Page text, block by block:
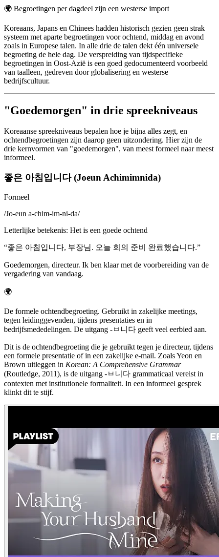
🌍 Begroetingen per dagdeel zijn een westerse import
Koreaans, Japans en Chinees hadden historisch gezien geen strak
systeem met aparte begroetingen voor ochtend, middag en avond
zoals in Europese talen. In alle drie de talen dekt één universele
begroeting de hele dag. De verspreiding van tijdspecifieke
begroetingen in Oost-Azië is een goed gedocumenteerd voorbeeld
van taalleen, gedreven door globalisering en westerse
bedrijfscultuur.
"Goedemorgen" in drie spreekniveaus
Koreaanse spreekniveaus bepalen hoe je bijna alles zegt, en
ochtendbegroetingen zijn daarop geen uitzondering. Hier zijn de
drie kernvormen van "goedemorgen", van meest formeel naar meest
informeel.
좋은 아침입니다 (Joeun Achimimnida)
Formeel
/Jo-eun a-chim-im-ni-da/
Letterlijke betekenis: Het is een goede ochtend
“좋은 아침입니다, 부장님. 오늘 회의 준비 완료했습니다.”
Goedemorgen, directeur. Ik ben klaar met de voorbereiding van de
vergadering van vandaag.
🌍
De formele ochtendbegroeting. Gebruikt in zakelijke meetings,
tegen leidinggevenden, tijdens presentaties en in
bedrijfsmededelingen. De uitgang -ㅂ니다 geeft veel eerbied aan.
Dit is de ochtendbegroeting die je gebruikt tegen je directeur, tijdens
een formele presentatie of in een zakelijke e-mail. Zoals Yeon en
Brown uitleggen in Korean: A Comprehensive Grammar
(Routledge, 2011), is de uitgang -ㅂ니다 grammaticaal vereist in
contexten met institutionele formaliteit. In een informeel gesprek
klinkt dit te stijf.